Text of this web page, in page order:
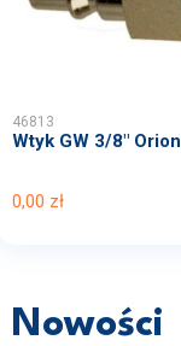
46813
Wtyk GW 3/8" Orion
0,00 zł
Nowości